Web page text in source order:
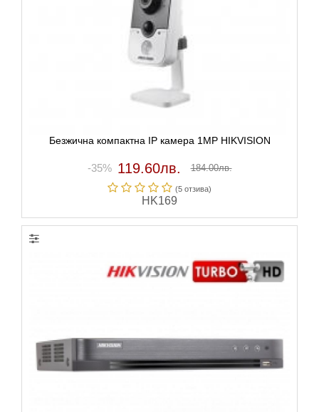
Безжична компактна IP камера 1MP HIKVISION
-35% 119.60лв. 184.00лв.
(5 отзивa)
HK169